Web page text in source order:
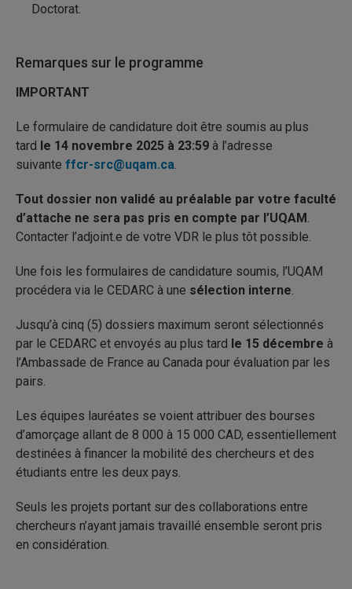
Doctorat.
Remarques sur le programme
IMPORTANT
Le formulaire de candidature doit être soumis au plus
tard le 14 novembre 2025 à 23:59 à l’adresse
suivante ffcr-src@uqam.ca.
Tout dossier non validé au préalable par votre faculté
d’attache ne sera pas pris en compte par l’UQAM.
Contacter l’adjoint.e de votre VDR le plus tôt possible.
Une fois les formulaires de candidature soumis, l’UQAM
procédera via le CEDARC à une sélection interne.
Jusqu’à cinq (5) dossiers maximum seront sélectionnés
par le CEDARC et envoyés au plus tard le 15 décembre à
l’Ambassade de France au Canada pour évaluation par les
pairs.
Les équipes lauréates se voient attribuer des bourses
d’amorçage allant de 8 000 à 15 000 CAD, essentiellement
destinées à financer la mobilité des chercheurs et des
étudiants entre les deux pays.
Seuls les projets portant sur des collaborations entre
chercheurs n’ayant jamais travaillé ensemble seront pris
en considération.